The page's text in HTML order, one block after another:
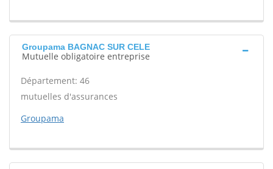
Groupama BAGNAC SUR CELE
Mutuelle obligatoire entreprise
Département: 46
mutuelles d'assurances
Groupama